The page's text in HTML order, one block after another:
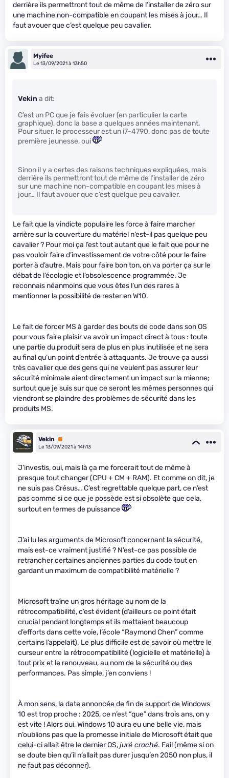
derrière ils permettront tout de même de l’installer de zéro sur
une machine non-compatible en coupant les mises à jour… Il
faut avouer que c’est quelque peu cavalier.
Myifee
Le 13/09/2021 à 13h50
Vekin a dit:
C’est un PC que je fais évoluer (en particulier la carte
graphique), donc la base a quelques années maintenant.
Pour situer, le processeur est un i7-4790, donc pas de toute
première jeunesse, oui
Sinon il y a certes des raisons techniques expliquées, mais
derrière ils permettront tout de même de l’installer de zéro
sur une machine non-compatible en coupant les mises à
jour… Il faut avouer que c’est quelque peu cavalier.
Le fait que la vindicte populaire les force à faire marcher
arrière sur la couverture du matériel n’est-il pas quelque peu
cavalier ? Pour moi ça l’est tout autant que le fait que pour ne
pas vouloir faire d’investissement de votre côté pour le faire
porter à d’autre. Mais pour faire bon ton, on va porter ça sur le
débat de l’écologie et l’obsolescence programmée. Je
reconnais néanmoins que vous êtes l’un des rares à
mentionner la possibilité de rester en W10.
Le fait de forcer MS à garder des bouts de code dans son OS
pour vous faire plaisir va avoir un impact direct à tous : toute
une partie du produit sera de plus en plus inutilisée et ne sera
au final qu’un point d’entrée à attaquants. Je trouve ça aussi
très cavalier que des gens qui ne veulent pas assurer leur
sécurité minimale aient directement un impact sur la mienne;
surtout que je suis sur que ce seront les mêmes personnes qui
viendront se plaindre des problèmes de sécurité dans les
produits MS.
Vekin
Premium
Le 13/09/2021 à 14h13
J’investis, oui, mais là ça me forcerait tout de même à
presque tout changer (CPU + CM + RAM). Et comme on dit, je
ne suis pas Crésus… C’est regrettable quelque part, ce n’est
pas comme si ce que je possède est si obsolète que cela,
surtout en termes de puissance
J’ai lu les arguments de Microsoft concernant la sécurité,
mais est-ce vraiment justifié ? N’est-ce pas possible de
retrancher certaines anciennes parties du code tout en
gardant un maximum de compatibilité matérielle ?
Microsoft traîne un gros héritage au nom de la
rétrocompatibilité, c’est évident (d’ailleurs ce point était
crucial pendant longtemps et ils mettaient beaucoup
d’efforts dans cette voie, l’école “Raymond Chen” comme
certains l’appelait). Le plus difficile est de savoir où mettre le
curseur entre la rétrocompatibilité (logicielle et matérielle) à
tout prix et le renouveau, au nom de la sécurité ou des
performances. Pas simple, j’en conviens !
À mon sens, la date annoncée de fin de support de Windows
10 est trop proche : 2025, ce n’est “que” dans trois ans, on y
est vite ! Alors oui, Windows 10 aura eu une belle vie, mais
n’oublions pas que la promesse initiale de Microsoft était que
celui-ci allait être le dernier OS,juré craché. Fail (même si on
se doute bien qu’il n’allait pas durer jusqu’en 2050 non plus, il
ne faut pas déconner).